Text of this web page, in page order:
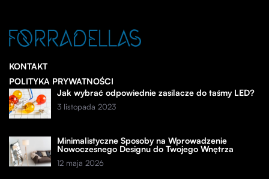
KONTAKT
POLITYKA PRYWATNOŚCI
Jak wybrać odpowiednie zasilacze do taśmy LED?
3 listopada 2023
Minimalistyczne Sposoby na Wprowadzenie
Nowoczesnego Designu do Twojego Wnętrza
12 maja 2026